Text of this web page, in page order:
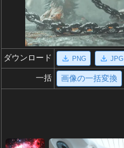
ダウンロード PNG JPG
一括 画像の一括変換